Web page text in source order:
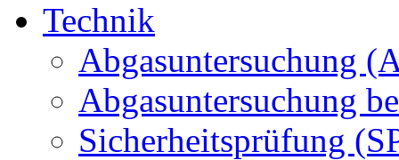
Technik
Abgasuntersuchung
Abgasuntersuchung
Sicherheitsprüfung